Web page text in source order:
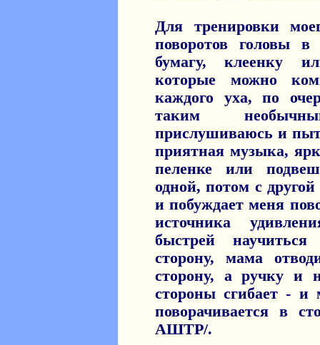
Для тренировки
поворотов головы в
бумагу, клеенку
которые можно
каждого уха, по
таким
прислушиваюсь и
приятная музыка,
пеленке или
одной, потом с
и побуждает меня
источника
быстрей
сторону, мама
сторону, а ручку и
стороны сгибает - и
поворачивается в
АШТР/.